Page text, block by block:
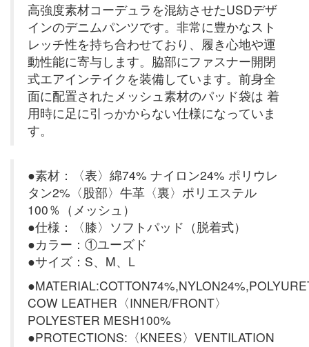
高強度素材コーデュラを混紡させたUSDデザ
インのデニムパンツです。非常に豊かなスト
レッチ性を持ち合わせており、履き心地や運
動性能に寄与します。脇部にファスナー開閉
式エアインテイクを装備しています。前身全
面に配置されたメッシュ素材のパッド袋は 着
用時に足に引っかからない仕様になっていま
す。
●素材：〈表〉綿74% ナイロン24% ポリウレ
タン2%〈股部〉牛革〈裏〉ポリエステル
100％（メッシュ）
●仕様：〈膝〉ソフトパッド（脱着式）
●カラー：①ユーズド
●サイズ：S、M、L
COW LEATHER〈INNER/FRONT〉
POLYESTER MESH100%
●PROTECTIONS:〈KNEES〉VENTILATION